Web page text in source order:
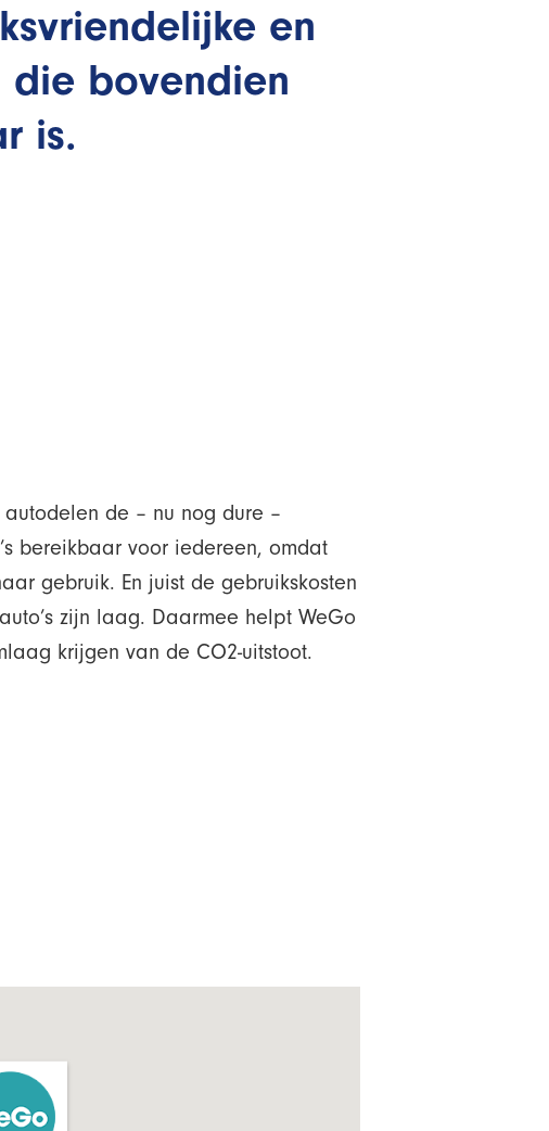
en
die bovendien
is.
autodelen de – nu nog dure –
bereikbaar voor iedereen, omdat
gebruik. En juist de gebruikskosten
zijn laag. Daarmee helpt WeGo
krijgen van de CO2-uitstoot.